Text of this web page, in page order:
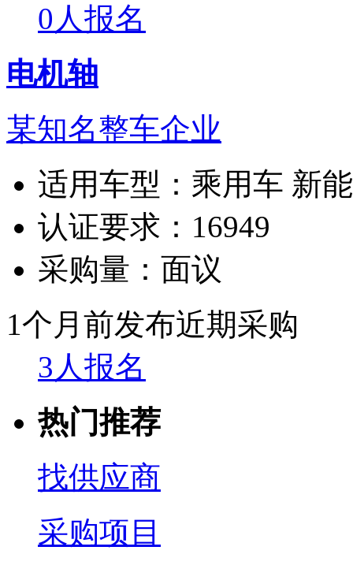
0人报名
电机轴
某知名整车企业
适用车型： 乘用车 新
认证要求： 16949
采购量： 面议
1个月前发布近期采购
3人报名
热门推荐
找供应商
采购项目